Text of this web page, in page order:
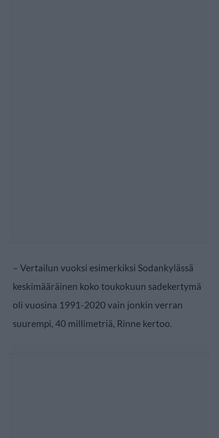
– Vertailun vuoksi esimerkiksi Sodankylässä
keskimääräinen koko toukokuun sadekertymä
oli vuosina 1991-2020 vain jonkin verran
suurempi, 40 millimetriä, Rinne kertoo.